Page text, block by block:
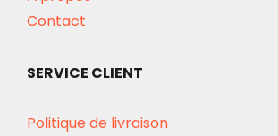
Contact
SERVICE CLIENT
Politique de livraison